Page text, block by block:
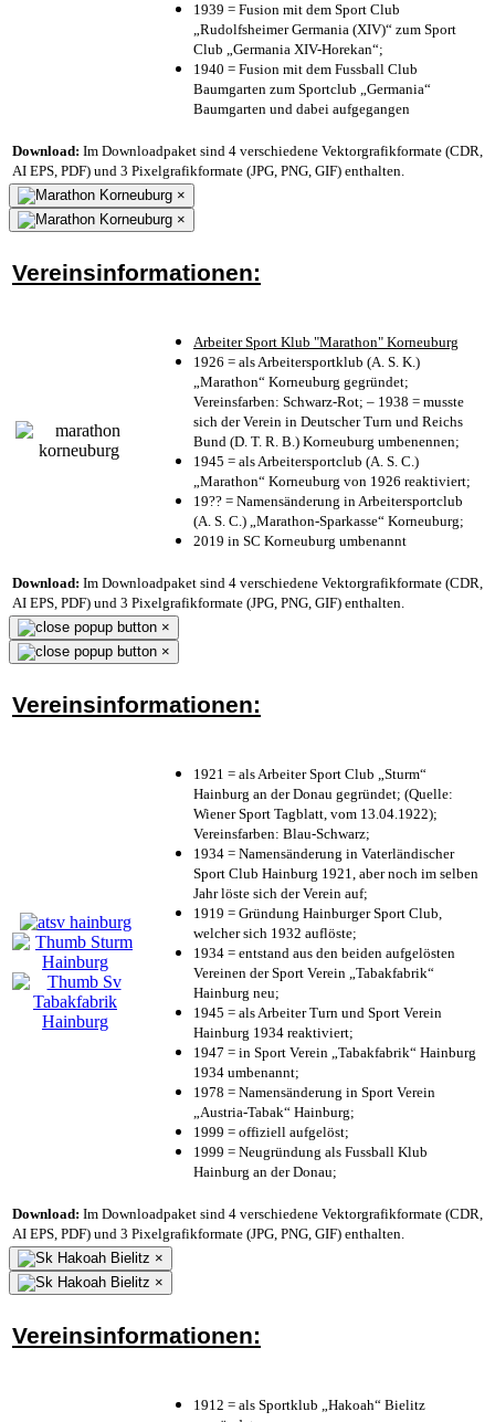
1939 = Fusion mit dem Sport Club
„Rudolfsheimer Germania (XIV)“ zum Sport
Club „Germania XIV-Horekan“;
1940 = Fusion mit dem Fussball Club
Baumgarten zum Sportclub „Germania“
Baumgarten und dabei aufgegangen
Download: Im Downloadpaket sind 4 verschiedene Vektorgrafikformate (CDR,
AI EPS, PDF) und 3 Pixelgrafikformate (JPG, PNG, GIF) enthalten.
×
×
Vereinsinformationen:
Arbeiter Sport Klub "Marathon" Korneuburg
1926 = als Arbeitersportklub (A. S. K.)
„Marathon“ Korneuburg gegründet;
Vereinsfarben: Schwarz-Rot; – 1938 = musste
sich der Verein in Deutscher Turn und Reichs
Bund (D. T. R. B.) Korneuburg umbenennen;
1945 = als Arbeitersportclub (A. S. C.)
„Marathon“ Korneuburg von 1926 reaktiviert;
19?? = Namensänderung in Arbeitersportclub
(A. S. C.) „Marathon-Sparkasse“ Korneuburg;
2019 in SC Korneuburg umbenannt
Download: Im Downloadpaket sind 4 verschiedene Vektorgrafikformate (CDR,
AI EPS, PDF) und 3 Pixelgrafikformate (JPG, PNG, GIF) enthalten.
×
×
Vereinsinformationen:
1921 = als Arbeiter Sport Club „Sturm“
Hainburg an der Donau gegründet; (Quelle:
Wiener Sport Tagblatt, vom 13.04.1922);
Vereinsfarben: Blau-Schwarz;
1934 = Namensänderung in Vaterländischer
Sport Club Hainburg 1921, aber noch im selben
Jahr löste sich der Verein auf;
1919 = Gründung Hainburger Sport Club,
welcher sich 1932 auflöste;
1934 = entstand aus den beiden aufgelösten
Vereinen der Sport Verein „Tabakfabrik“
Hainburg neu;
1945 = als Arbeiter Turn und Sport Verein
Hainburg 1934 reaktiviert;
1947 = in Sport Verein „Tabakfabrik“ Hainburg
1934 umbenannt;
1978 = Namensänderung in Sport Verein
„Austria-Tabak“ Hainburg;
1999 = offiziell aufgelöst;
1999 = Neugründung als Fussball Klub
Hainburg an der Donau;
Download: Im Downloadpaket sind 4 verschiedene Vektorgrafikformate (CDR,
AI EPS, PDF) und 3 Pixelgrafikformate (JPG, PNG, GIF) enthalten.
×
×
Vereinsinformationen:
1912 = als Sportklub „Hakoah“ Bielitz